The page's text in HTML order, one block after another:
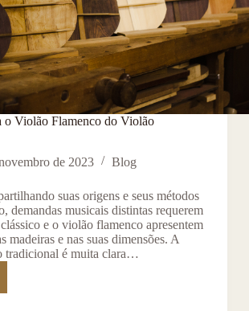
o Violão Flamenco do Violão
de 2023
Blog
suas origens e seus métodos
demandas musicais distintas requerem
e o violão flamenco apresentem
madeiras e nas suas dimensões. A
tradicional é muita clara…